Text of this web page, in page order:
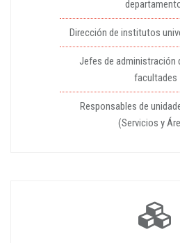
Dirección de institutos
Jefes de administración
facultades
Responsables de
(Servicios y